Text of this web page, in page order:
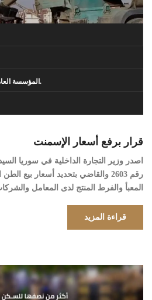
المؤسسة
قرار برفع أسعار الإسمنت
اصدر وزير التجارة الداخلية في سوريا
رقم 2603 والقاضي بتحديد أسعار بيع
المعبأ والفرط المنتج لدى المعامل
قراءة المزيد